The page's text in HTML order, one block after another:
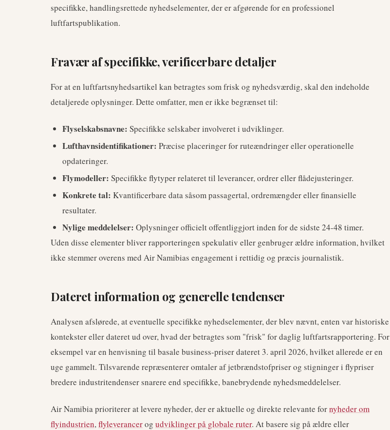
specifikke, handlingsrettede nyhedselementer, der er afgørende for en professionel
luftfartspublikation.
Fravær af specifikke, verificerbare detaljer
For at en luftfartsnyhedsartikel kan betragtes som frisk og nyhedsværdig, skal den indeholde
detaljerede oplysninger. Dette omfatter, men er ikke begrænset til:
Flyselskabsnavne: Specifikke selskaber involveret i udviklinger.
Lufthavnsidentifikationer: Præcise placeringer for ruteændringer eller operationelle
opdateringer.
Flymodeller: Specifikke flytyper relateret til leverancer, ordrer eller flådejusteringer.
Konkrete tal: Kvantificerbare data såsom passagertal, ordremængder eller finansielle
resultater.
Nylige meddelelser: Oplysninger officielt offentliggjort inden for de sidste 24-48 timer.
Uden disse elementer bliver rapporteringen spekulativ eller genbruger ældre information, hvilket
ikke stemmer overens med Air Namibias engagement i rettidig og præcis journalistik.
Dateret information og generelle tendenser
Analysen afslørede, at eventuelle specifikke nyhedselementer, der blev nævnt, enten var historiske
kontekster eller dateret ud over, hvad der betragtes som "frisk" for daglig luftfartsrapportering. For
eksempel var en henvisning til basale business-priser dateret 3. april 2026, hvilket allerede er en
uge gammelt. Tilsvarende repræsenterer omtaler af jetbrændstofpriser og stigninger i flypriser
bredere industritendenser snarere end specifikke, banebrydende nyhedsmeddelelser.
Air Namibia prioriterer at levere nyheder, der er aktuelle og direkte relevante fornyheder om
flyindustrien,flyleverancerog udviklinger på globale ruter. At basere sig på ældre eller